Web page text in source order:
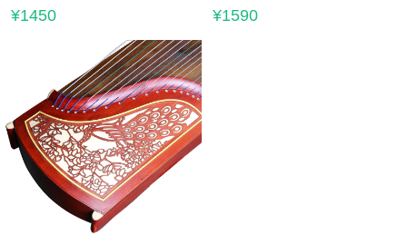
¥1450 ¥1590